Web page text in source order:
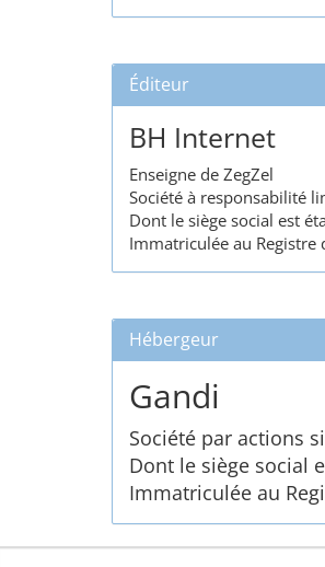
Éditeur
BH Internet
Enseigne de ZegZel
Société à responsabilité
Dont le siège social est
Immatriculée au Registre
Hébergeur
Gandi
Société par actions
Dont le siège social
Immatriculée au